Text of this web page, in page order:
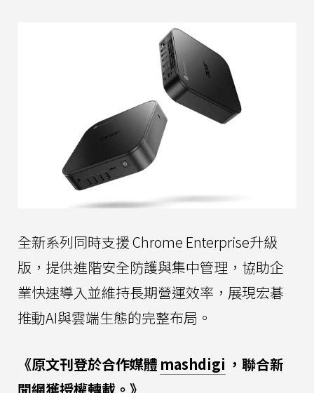
全新系列同時支援 Chrome Enterprise升級
版，提供進階安全防護與集中管理，協助企
業快速導入並維持長期營運效率，展現宏碁
推動AI與雲端生態的完整布局。
《原文刊登於合作媒體 mashdigi ，聯合新